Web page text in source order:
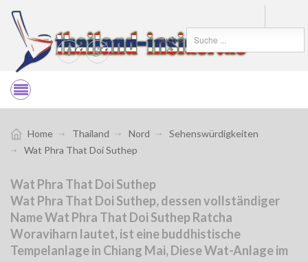
Suchen
Home Thailand Nord
Sehenswürdigkeiten
Wat Phra That Doi Suthep
Wat Phra That Doi Suthep
Wat Phra That Doi Suthep, dessen vollständiger
Name Wat Phra That Doi Suthep Ratcha
Woraviharn lautet, ist eine buddhistische
Tempelanlage in Chiang Mai, Diese Wat-Anlage im